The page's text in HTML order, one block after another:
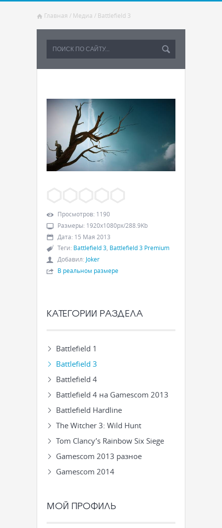
Главная / Медиа / Battlefield 3
Просмотров: 1190
Размеры: 1920x1080px/288.9Kb
Дата: 15 Мая 2013
Теги: Battlefield 3, Battlefield 3 Premium
Добавил: Joker
В реальном размере
КАТЕГОРИИ РАЗДЕЛА
Battlefield 1
Battlefield 3
Battlefield 4
Battlefield 4 на Gamescom 2013
Battlefield Hardline
The Witcher 3: Wild Hunt
Tom Clancy’s Rainbow Six Siege
Gamescom 2013 разное
Gamescom 2014
МОЙ ПРОФИЛЬ